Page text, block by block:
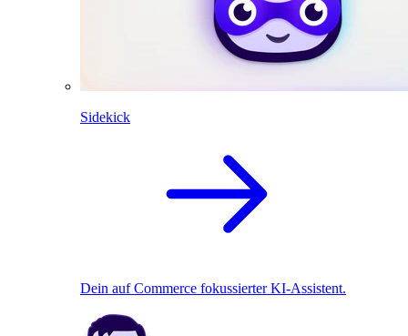
Sidekick
Dein auf Commerce fokussierter KI-Assistent.